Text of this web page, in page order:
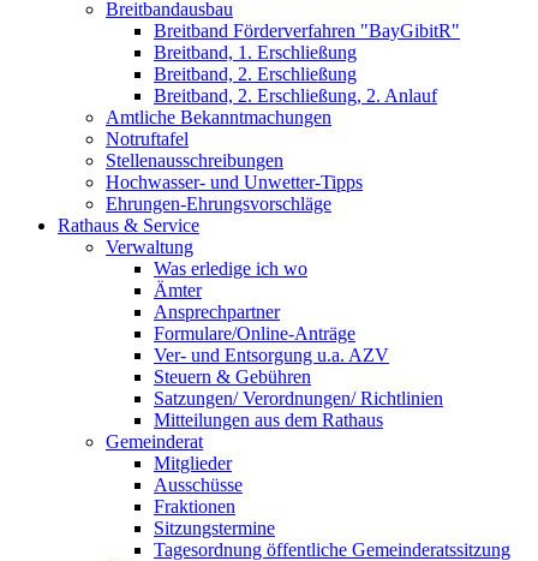
Breitbandausbau
Breitband Förderverfahren "BayGibitR"
Breitband, 1. Erschließung
Breitband, 2. Erschließung
Breitband, 2. Erschließung, 2. Anlauf
Amtliche Bekanntmachungen
Notruftafel
Stellenausschreibungen
Hochwasser- und Unwetter-Tipps
Ehrungen-Ehrungsvorschläge
Rathaus & Service
Verwaltung
Was erledige ich wo
Ämter
Ansprechpartner
Formulare/Online-Anträge
Ver- und Entsorgung u.a. AZV
Steuern & Gebühren
Satzungen/ Verordnungen/ Richtlinien
Mitteilungen aus dem Rathaus
Gemeinderat
Mitglieder
Ausschüsse
Fraktionen
Sitzungstermine
Tagesordnung öffentliche Gemeinderatssitzung